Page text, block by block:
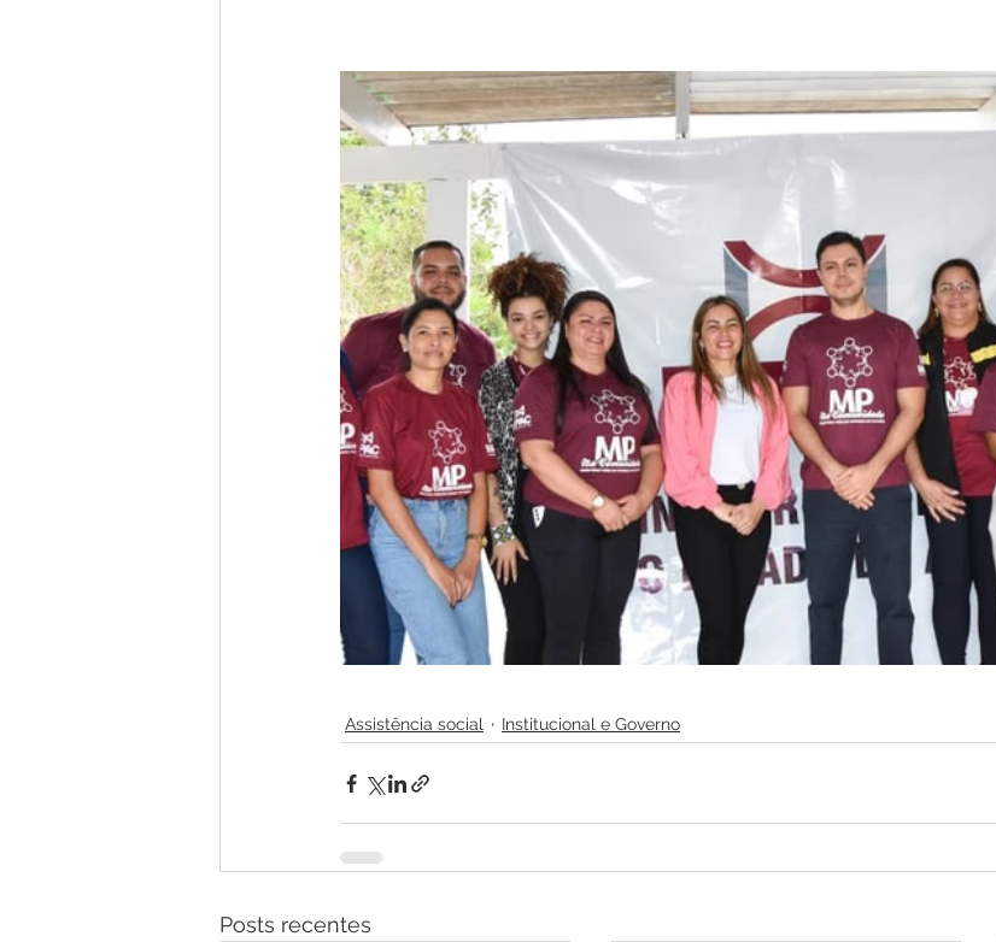
Assistência social Institucional e Governo
Posts recentes